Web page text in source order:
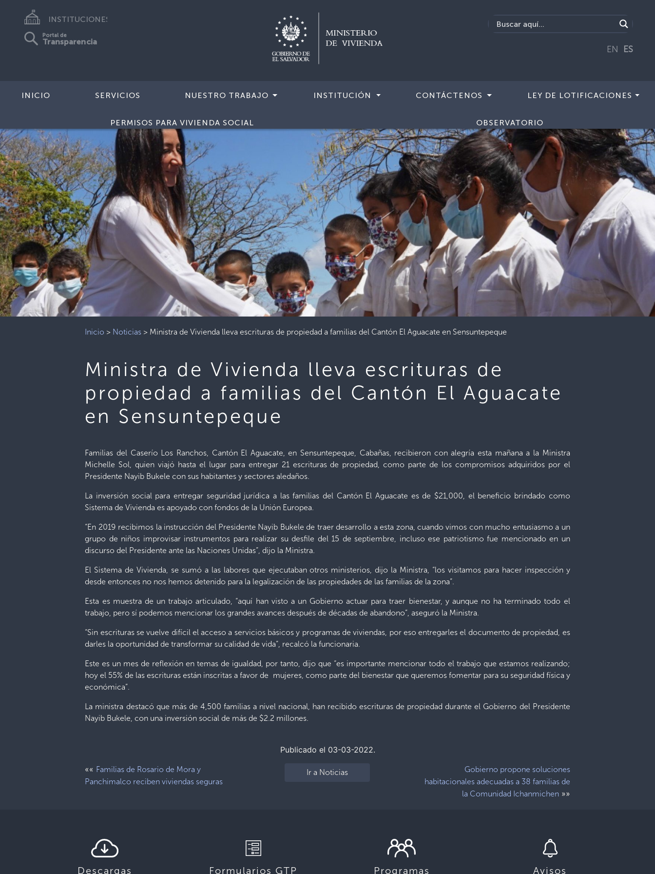
INSTITUCIONES
Portal de
Transparencia
EN ES
INICIO SERVICIOS NUESTRO TRABAJO INSTITUCIÓN CONTÁCTENOS LEY DE LOTIFICACIONES
PERMISOS PARA VIVIENDA SOCIAL OBSERVATORIO
Inicio > Noticias > Ministra de Vivienda lleva escrituras de propiedad a familias del Cantón El Aguacate en Sensuntepeque
Ministra de Vivienda lleva escrituras de
propiedad a familias del Cantón El Aguacate
en Sensuntepeque
Familias del Caserío Los Ranchos, Cantón El Aguacate, en Sensuntepeque, Cabañas, recibieron con alegría esta mañana a la Ministra
Michelle Sol, quien viajó hasta el lugar para entregar 21 escrituras de propiedad, como parte de los compromisos adquiridos por el
Presidente Nayib Bukele con sus habitantes y sectores aledaños.
La inversión social para entregar seguridad jurídica a las familias del Cantón El Aguacate es de $21,000, el beneficio brindado como
Sistema de Vivienda es apoyado con fondos de la Unión Europea.
“En 2019 recibimos la instrucción del Presidente Nayib Bukele de traer desarrollo a esta zona, cuando vimos con mucho entusiasmo a un
grupo de niños improvisar instrumentos para realizar su desfile del 15 de septiembre, incluso ese patriotismo fue mencionado en un
discurso del Presidente ante las Naciones Unidas”, dijo la Ministra.
El Sistema de Vivienda, se sumó a las labores que ejecutaban otros ministerios, dijo la Ministra, “los visitamos para hacer inspección y
desde entonces no nos hemos detenido para la legalización de las propiedades de las familias de la zona”.
Esta es muestra de un trabajo articulado, “aquí han visto a un Gobierno actuar para traer bienestar, y aunque no ha terminado todo el
trabajo, pero sí podemos mencionar los grandes avances después de décadas de abandono”, aseguró la Ministra.
“Sin escrituras se vuelve difícil el acceso a servicios básicos y programas de viviendas, por eso entregarles el documento de propiedad, es
darles la oportunidad de transformar su calidad de vida”, recalcó la funcionaria.
Este es un mes de reflexión en temas de igualdad, por tanto, dijo que “es importante mencionar todo el trabajo que estamos realizando;
hoy el 55% de las escrituras están inscritas a favor de mujeres, como parte del bienestar que queremos fomentar para su seguridad física y
económica”.
La ministra destacó que más de 4,500 familias a nivel nacional, han recibido escrituras de propiedad durante el Gobierno del Presidente
Nayib Bukele, con una inversión social de más de $2.2 millones.
Publicado el 03-03-2022.
«« Familias de Rosario de Mora y
Panchimalco reciben viviendas seguras
Ir a Noticias
Gobierno propone soluciones
habitacionales adecuadas a 38 familias de
la Comunidad Ichanmichen»»
Descargas Formularios GTP Programas Avisos